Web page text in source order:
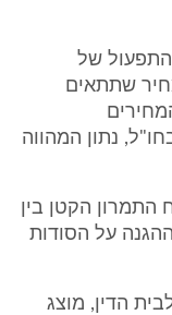
של
שתתאים
נתון המהווה
הקטן בין
על הסודות
הדין, מוצג